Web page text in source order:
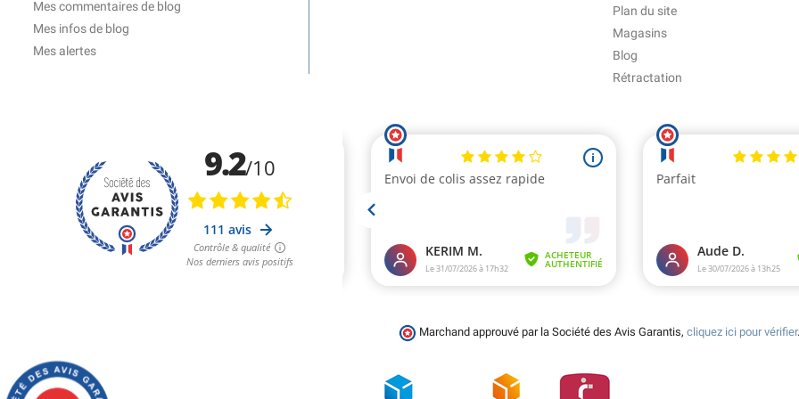
Mes commentaires de blog
Mes infos de blog
Mes alertes
Plan du site
Magasins
Blog
Rétractation
Marchand approuvé par la Société des Avis Garantis, cliquez ici pour vérifier.